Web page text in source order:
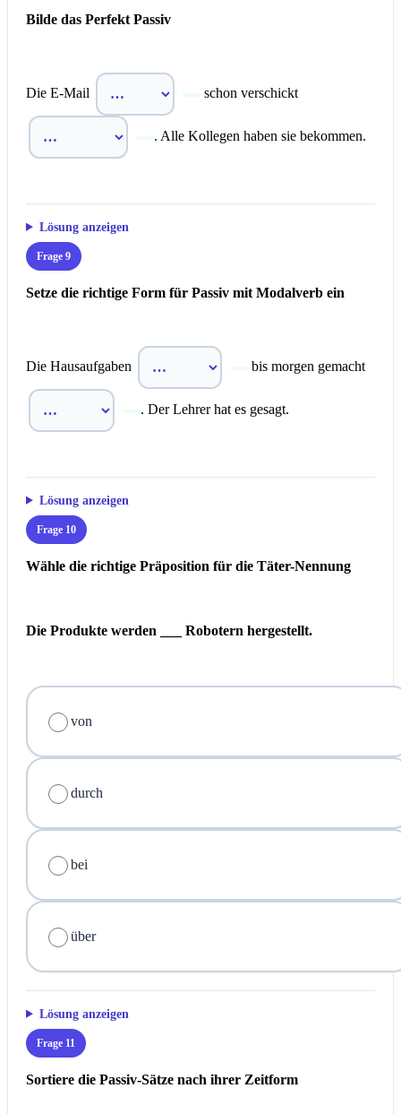
Bilde das Perfekt Passiv
Die E-Mail schon verschickt
. Alle Kollegen haben sie bekommen.
Lösung anzeigen
Frage 9
Setze die richtige Form für Passiv mit Modalverb ein
Die Hausaufgaben bis morgen gemacht
. Der Lehrer hat es gesagt.
Lösung anzeigen
Frage 10
Wähle die richtige Präposition für die Täter-Nennung
Die Produkte werden ___ Robotern hergestellt.
von
durch
bei
über
Lösung anzeigen
Frage 11
Sortiere die Passiv-Sätze nach ihrer Zeitform